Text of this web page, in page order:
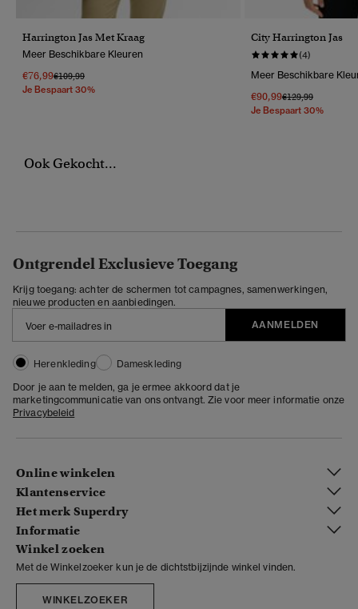
Harrington Jas Met Kraag
Meer Beschikbare Kleuren
€76,99Prijs Verlaagd Van
€109,99Naar
Je Bespaart 30%
City Harrington Jas
(4)
Meer Beschikbare
€90,99Prijs Verlaagd Van
€129,99Naar
Je Bespaart 30%
Ook Gekocht...
Ontgrendel Exclusieve Toegang
Krijg toegang: achter de schermen tot campagnes, samenwerkingen,
nieuwe producten en aanbiedingen.
AANMELDEN
Herenkleding
Dameskleding
Door je aan te melden, ga je ermee akkoord dat je
marketingcommunicatie van ons ontvangt. Zie voor meer informatie onze
Privacybeleid
Online winkelen
Klantenservice
Het merk Superdry
Informatie
Winkel zoeken
Met de Winkelzoeker kun je de dichtstbijzijnde winkel vinden.
WINKELZOEKER